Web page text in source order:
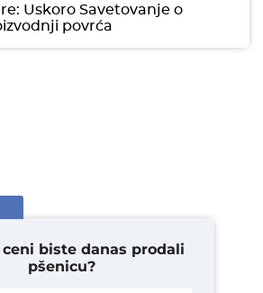
Uskoro Savetovanje o
povrća
ceni biste danas prodali
pšenicu?